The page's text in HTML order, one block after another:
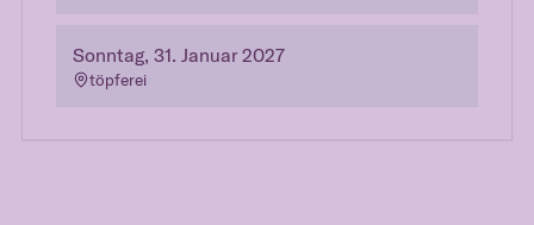
Sonntag, 31. Januar 2027
töpferei